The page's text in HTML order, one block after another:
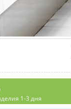
1-3 дня